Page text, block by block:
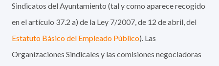
Sindicatos del Ayuntamiento (tal y como aparece recogido
en el artículo 37.2 a) de la Ley 7/2007, de 12 de abril, del
Estatuto Básico del Empleado Público). Las
Organizaciones Sindicales y las comisiones negociadoras